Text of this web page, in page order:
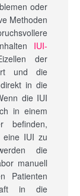
oder
Methoden
IUI-
der
und die
in die
die IUI
in einem
befinden,
IUI zu
die
manuell
Patienten
in die